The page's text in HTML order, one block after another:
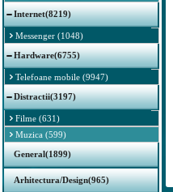
Internet(8219)
Messenger (1048)
Hardware(6755)
Telefoane mobile (9947)
Distractii(3197)
Filme (631)
Muzica (599)
General(1899)
Arhitectura/Design(965)